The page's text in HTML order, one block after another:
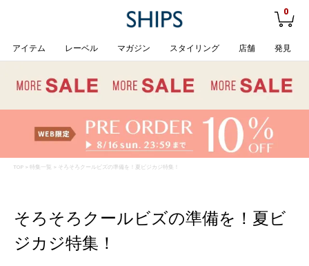
0
アイテム レーベル マガジン スタイリング 店舗 発見
TOP> 特集一覧 > そろそろクールビズの準備を！夏ビジカジ特集！
そろそろクールビズの準備を！夏ビ
ジカジ特集！